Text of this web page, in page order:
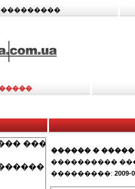
������ � �����
����������
���������: 2009-